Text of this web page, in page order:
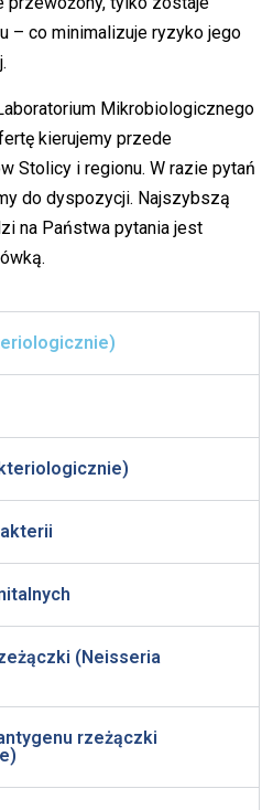
– co minimalizuje ryzyko jego
Mikrobiologicznego
kierujemy przede
Stolicy i regionu. W razie pytań
do dyspozycji. Najszybszą
na Państwa pytania jest
(Neisseria
rzeżączki